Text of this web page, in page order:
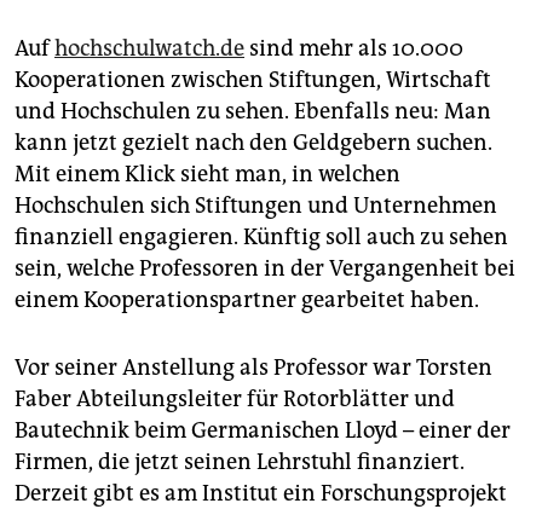
Aufhochschulwatch.de sind mehr als 10.000
Kooperationen zwischen Stiftungen, Wirtschaft
und Hochschulen zu sehen. Ebenfalls neu: Man
kann jetzt gezielt nach den Geldgebern suchen.
Mit einem Klick sieht man, in welchen
Hochschulen sich Stiftungen und Unternehmen
finanziell engagieren. Künftig soll auch zu sehen
sein, welche Professoren in der Vergangenheit bei
einem Kooperationspartner gearbeitet haben.
Vor seiner Anstellung als Professor war Torsten
Faber Abteilungsleiter für Rotorblätter und
Bautechnik beim Germanischen Lloyd – einer der
Firmen, die jetzt seinen Lehrstuhl finanziert.
Derzeit gibt es am Institut ein Forschungsprojekt